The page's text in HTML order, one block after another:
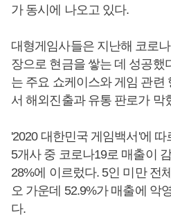
가 동시에 나오고 있다.
대형게임사들은 지난해 코로
장으로 현금을 쌓는 데 성공했
는 주요 쇼케이스와 게임 관련
서 해외진출과 유통 판로가 막
'2020 대한민국 게임백서'에
5개사 중 코로나19로 매출이
28%에 이르렀다. 5인 미만 전
오 가운데 52.9%가 매출에 악
다.